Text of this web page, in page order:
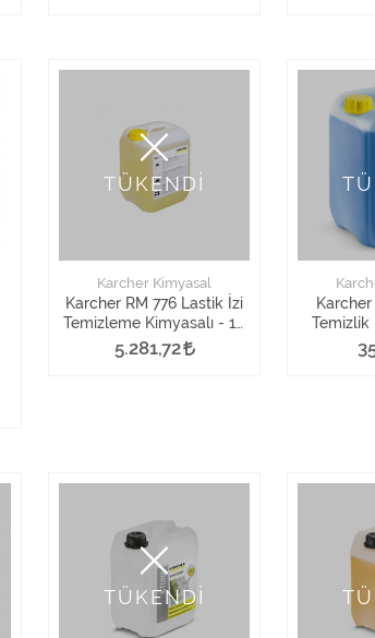
TÜKENDİ
Karcher Kimyasal
Karcher RM 776 Lastik İzi
Temizleme Kimyasalı - 10
Litre
5.281,72
Temizlik
TÜKENDİ